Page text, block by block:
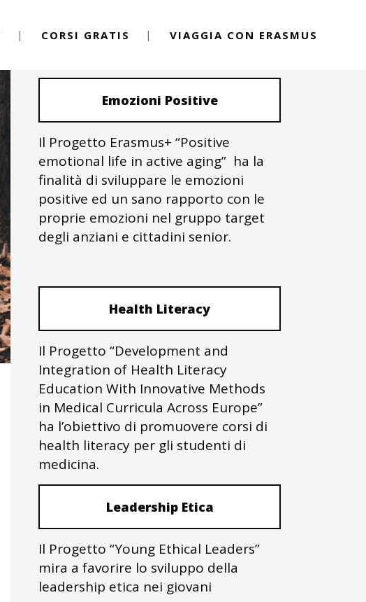
CORSI GRATIS VIAGGIA CON ERASMUS
Emozioni Positive
Il Progetto Erasmus+ “Positive
emotional life in active aging” ha la
finalità di sviluppare le emozioni
positive ed un sano rapporto con le
proprie emozioni nel gruppo target
degli anziani e cittadini senior.
Health Literacy
Il Progetto “Development and
Integration of Health Literacy
Education With Innovative Methods
in Medical Curricula Across Europe”
ha l’obiettivo di promuovere corsi di
health literacy per gli studenti di
medicina.
Leadership Etica
Il Progetto “Young Ethical Leaders”
mira a favorire lo sviluppo della
leadership etica nei giovani